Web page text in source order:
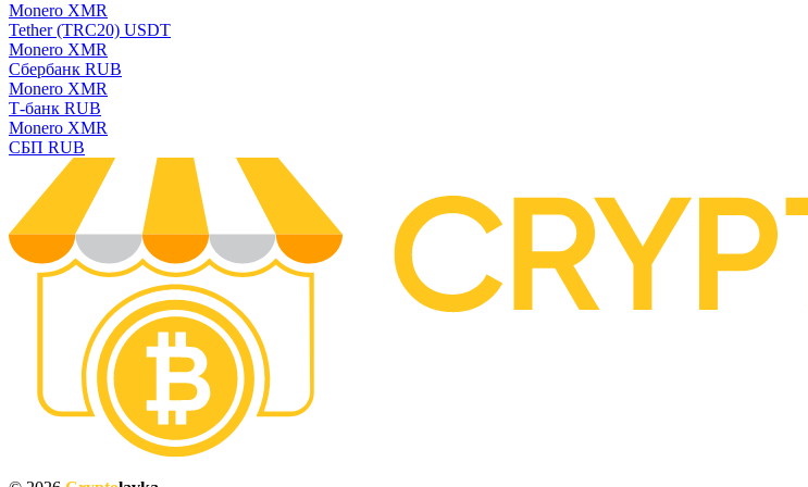
Monero XMR
Tether (TRC20) USDT
Monero XMR
Сбербанк RUB
Monero XMR
Т-банк RUB
Monero XMR
СБП RUB